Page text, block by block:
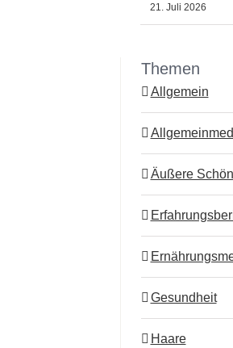
21. Juli 2026
Themen
Allgemein
Äußere
Gesundheit
Haare